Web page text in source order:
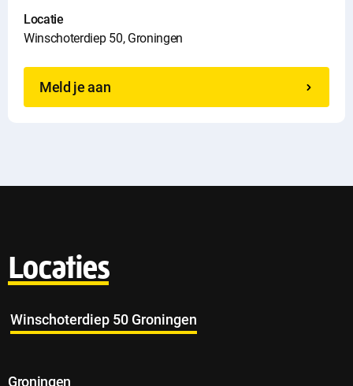
Locatie
Winschoterdiep 50, Groningen
Meld je aan
Locaties
Winschoterdiep 50 Groningen
Groningen